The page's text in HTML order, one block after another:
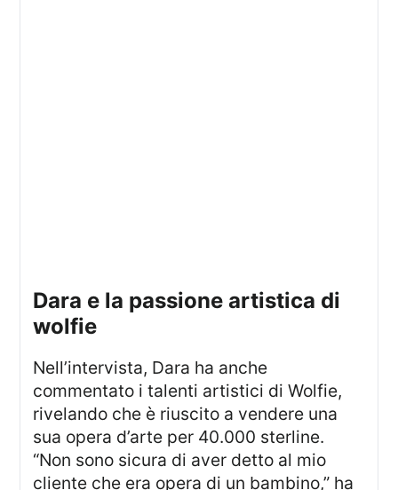
dara e la passione artistica di
wolfie
Nell’intervista, Dara ha anche
commentato i talenti artistici di Wolfie,
rivelando che è riuscito a vendere una
sua opera d’arte per 40.000 sterline.
“Non sono sicura di aver detto al mio
cliente che era opera di un bambino,” ha